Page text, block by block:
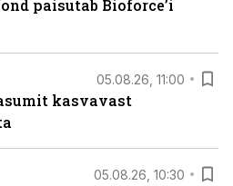
paisutab Bioforce’i
05.08.26, 11:00
kasvavast
05.08.26, 10:30